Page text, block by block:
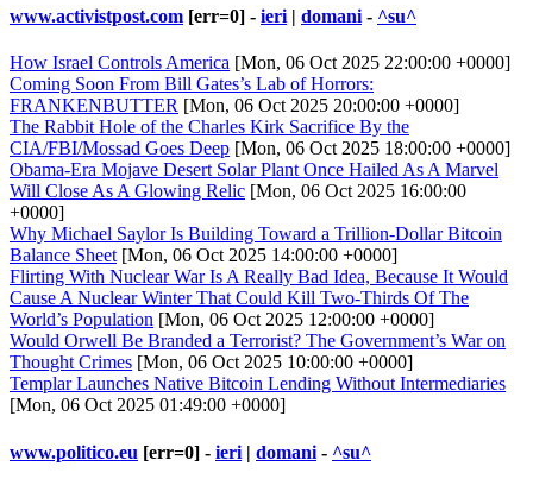
www.activistpost.com [err=0] - ieri | domani - ^su^
How Israel Controls America [Mon, 06 Oct 2025 22:00:00 +0000]
Coming Soon From Bill Gates’s Lab of Horrors:
FRANKENBUTTER [Mon, 06 Oct 2025 20:00:00 +0000]
The Rabbit Hole of the Charles Kirk Sacrifice By the
CIA/FBI/Mossad Goes Deep [Mon, 06 Oct 2025 18:00:00 +0000]
Obama-Era Mojave Desert Solar Plant Once Hailed As A Marvel
Will Close As A Glowing Relic [Mon, 06 Oct 2025 16:00:00
+0000]
Why Michael Saylor Is Building Toward a Trillion-Dollar Bitcoin
Balance Sheet[Mon, 06 Oct 2025 14:00:00 +0000]
Flirting With Nuclear War Is A Really Bad Idea, Because It Would
Cause A Nuclear Winter That Could Kill Two-Thirds Of The
World’s Population [Mon, 06 Oct 2025 12:00:00 +0000]
Would Orwell Be Branded a Terrorist? The Government’s War on
Thought Crimes [Mon, 06 Oct 2025 10:00:00 +0000]
Templar Launches Native Bitcoin Lending Without Intermediaries
[Mon, 06 Oct 2025 01:49:00 +0000]
www.politico.eu [err=0] - ieri | domani - ^su^